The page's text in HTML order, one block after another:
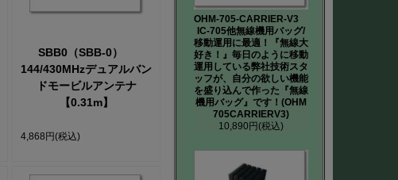
SBB0（SBB-0）
144/430MHzデュアルバン
ドモービルアンテナ
【0.31m】
4,868円(税込)
OHM-705-CARRIER-V3
IC-705他無線機用バッグ/
移動運用に最適！『無線大
好き！』毎日のように移動
運用している弊社技術スタ
ッフが、自分の欲しい機能
を盛り込んで作った『無線
機用バッグ』です！(OHM
705CARRIERV3)
10,890円(税込)